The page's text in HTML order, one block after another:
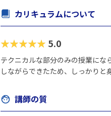
カリキュラムについて
★★★★★ 5.0
テクニカルな部分のみの授業にな
しながらできたため、しっかりと
講師の質